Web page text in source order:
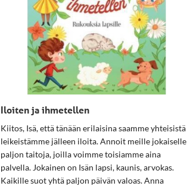
Iloiten ja ihmetellen
Kiitos, Isä, että tänään erilaisina saamme yhteisistä
leikeistämme jälleen iloita. Annoit meille jokaiselle
paljon taitoja, joilla voimme toisiamme aina
palvella. Jokainen on Isän lapsi, kaunis, arvokas.
Kaikille suot yhtä paljon päivän valoas. Anna